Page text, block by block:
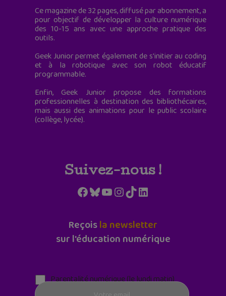
Ce magazine de 32 pages, diffusé par abonnement, a
pour objectif de développer la culture numérique
des 10-15 ans avec une approche pratique des
outils.
Geek Junior permet également de s'initier au coding
et à la robotique avec son robot éducatif
programmable.
Enfin, Geek Junior propose des formations
professionnelles à destination des bibliothécaires,
mais aussi des animations pour le public scolaire
(collège, lycée).
Suivez-nous !
Facebook
Bluesky
YouTube
Instagram
TikTokLinkedIn
Reçoisla newsletter
sur l'éducation numérique
Parentalité numérique (le lundi matin)